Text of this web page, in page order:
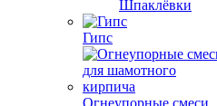
Шпаклёвки
Гипс
Огнеупорные смеси